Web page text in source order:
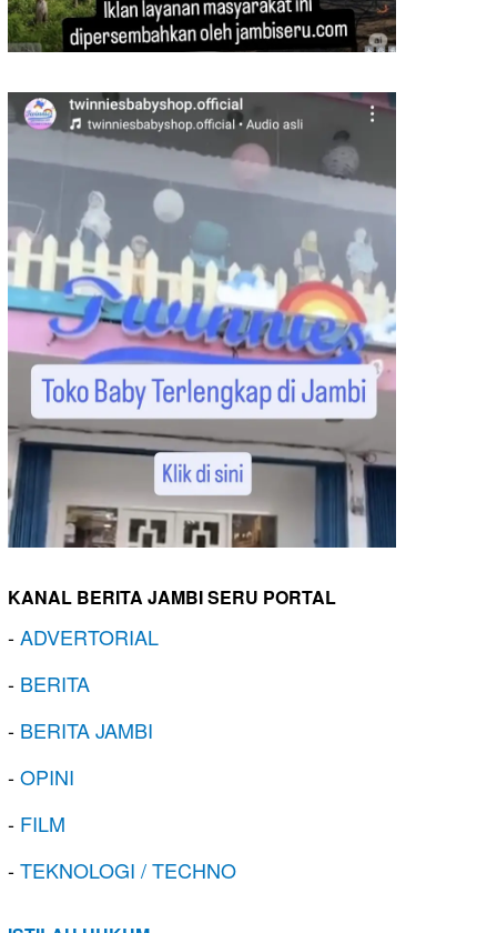
KANAL BERITA JAMBI SERU PORTAL
-ADVERTORIAL
- BERITA
- BERITA JAMBI
-OPINI
- FILM
-TEKNOLOGI / TECHNO